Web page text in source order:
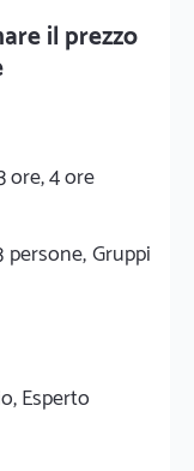
il prezzo
ore, 4 ore
persone, Gruppi
Esperto